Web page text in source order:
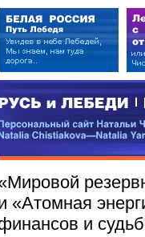
РУСЬ и ЛЕБЕДИ | RUSI —
Персональный сайт Натальи
«Атомная
и